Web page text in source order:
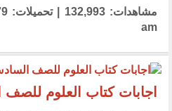
am
اجابات كتاب العلوم